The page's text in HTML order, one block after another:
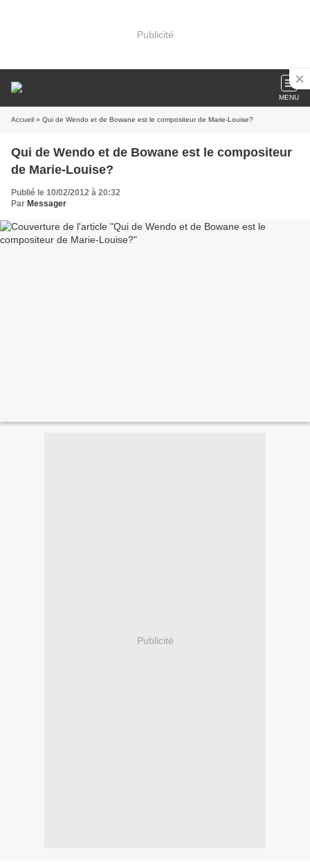
Publicité
MENU
Accueil » Qui de Wendo et de Bowane est le compositeur de Marie-Louise?
Qui de Wendo et de Bowane est le compositeur
de Marie-Louise?
Publié le 10/02/2012 à 20:32
Par Messager
Publicité